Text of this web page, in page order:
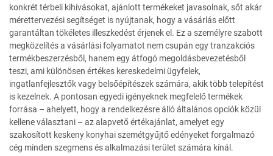
konkrét térbeli kihívásokat, ajánlott termékeket javasolnak, sőt akár
mérettervezési segítséget is nyújtanak, hogy a vásárlás előtt
garantáltan tökéletes illeszkedést érjenek el. Ez a személyre szabott
megközelítés a vásárlási folyamatot nem csupán egy tranzakciós
termékbeszerzésből, hanem egy átfogó megoldásbevezetésből
teszi, ami különösen értékes kereskedelmi ügyfelek,
ingatlanfejlesztők vagy belsőépítészek számára, akik több telepítést
is kezelnek. A pontosan egyedi igényeknek megfelelő termékek
forrása – ahelyett, hogy a rendelkezésre álló általános opciók közül
kellene választani – az alapvető értékajánlat, amelyet egy
szakosított keskeny konyhai szemétgyűjtő edényeket forgalmazó
cég minden szegmens és alkalmazási terület számára kínál.